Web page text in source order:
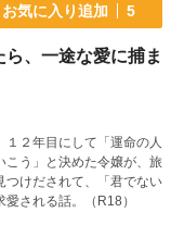
お気に入り追加 5
、一途な愛に捕ま
２年目にして「運命の人
こう」と決めた令嬢が、旅
つけだされて、「君でない
される話。（R18）